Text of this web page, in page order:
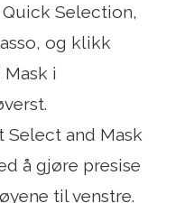
Selection,
og klikk
i
Select and Mask
å gjøre presise
til venstre.